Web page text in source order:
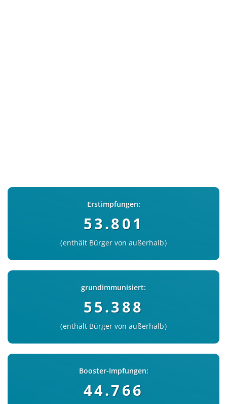
Erstimpfungen:
53.801
enthält Bürger von außerhalb
grundimmunisiert:
55.388
enthält Bürger von außerhalb
Booster-Impfungen:
44.766